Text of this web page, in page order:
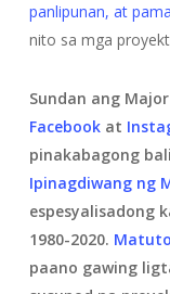
panlipunan, at
nito sa mga
Sundan ang
Facebook at
pinakabagong
Ipinagdiwang ng
espesyalisadong
1980-2020.
paano gawing